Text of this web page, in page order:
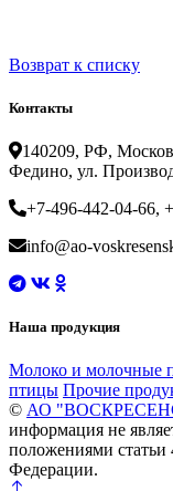
Возврат к списку
Контакты
140209, РФ,
Федино, ул.
+7-496-442-04-66,
info@ao-
Наша продукция
Молоко и молочные
птицы Прочие
© АО
информация не
положениями статьи
Федерации.